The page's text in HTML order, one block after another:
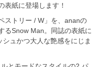
表紙に登場します！
ストリー / W」を、ananの
るSnow Man。同誌の表紙に
シュかつ大人な艶感をにじま